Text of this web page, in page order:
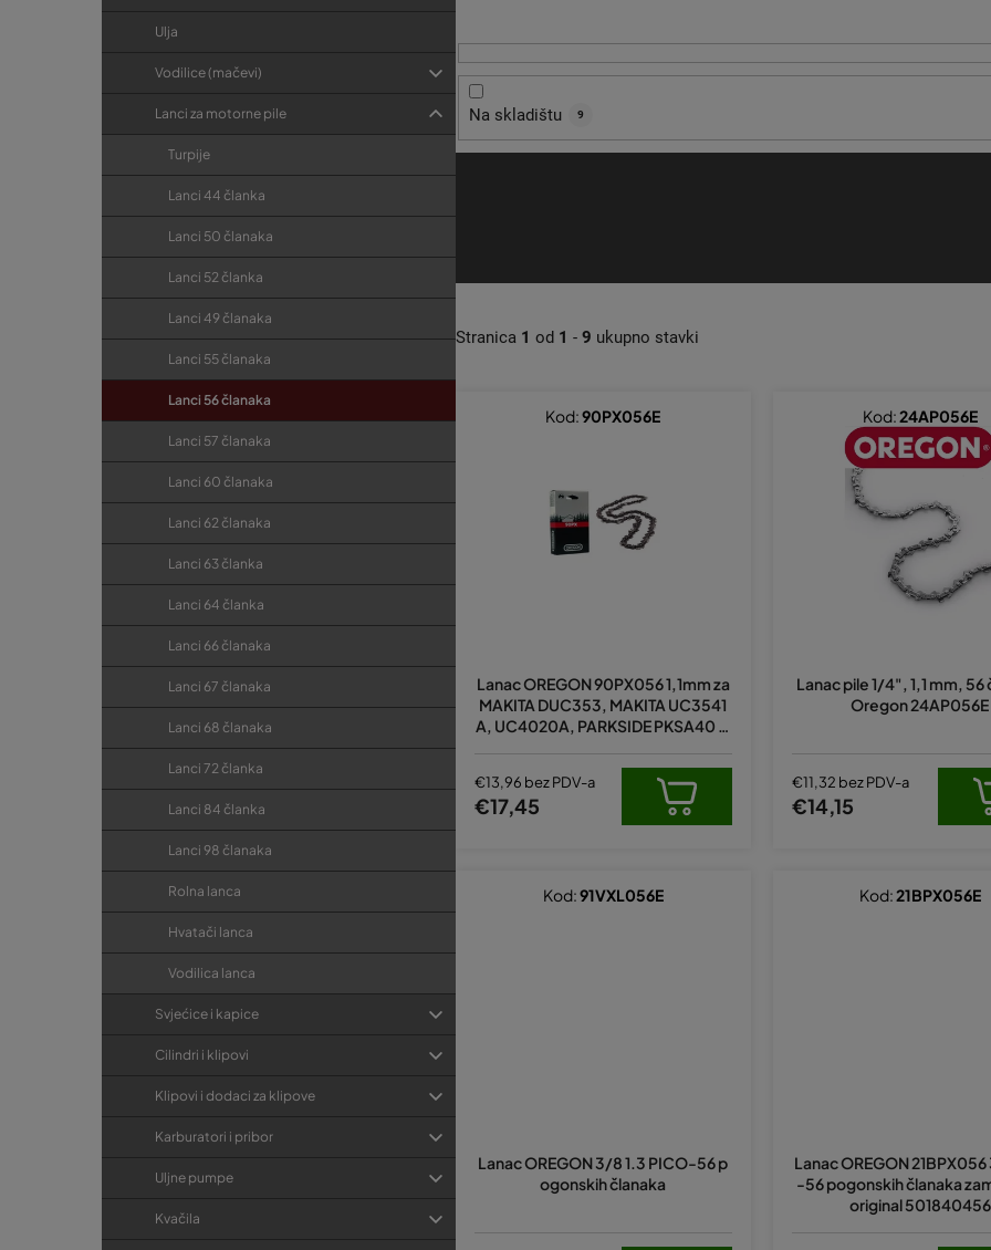
a
Ulja
Vodilice (mačevi)
Lanci za motorne pile
Turpije
Lanci 44 članka
Lanci 50 članaka
Lanci 52 članka
Lanci 49 članaka
Lanci 55 članaka
Lanci 56 članaka
Lanci 57 članaka
Lanci 60 članaka
Lanci 62 članaka
Lanci 63 članka
Lanci 64 članka
Lanci 66 članaka
Lanci 67 članaka
Lanci 68 članaka
Lanci 72 članka
Lanci 84 članka
Lanci 98 članaka
Rolna lanca
Hvatači lanca
Vodilica lanca
Svjećice i kapice
Cilindri i klipovi
Klipovi i dodaci za klipove
Karburatori i pribor
Uljne pumpe
Kvačila
Stranica 1 od 1 - 9 ukupno stavki
Na skladištu 9
s
p
o
i
z
v
o
d
Lanac OREGON 90PX056 1,1mm za
MAKITA DUC353, MAKITA UC3541
A, UC4020A, PARKSIDE PKSA40 LI
KSA40LIA1
ocjena
proizvoda
je
5,0
zvjezdica.
€13,96 bez PDV-a
€17,45
Kod:90PX056E
Lanac pile 1/4", 1,1 mm, 56
Oregon 24AP056E
€11,32 bez PDV-a
€14,15
Kod:24AP056E
Lanac OREGON 3/8 1.3 PICO-56 p
ogonskih članaka
Kod:91VXL056E
Lanac OREGON 21BPX056
-56 pogonskih članaka
original 501840456
Kod:21BPX056E